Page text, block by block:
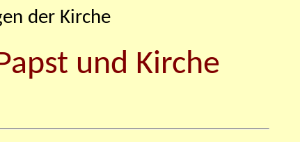
der Kirche
und Kirche